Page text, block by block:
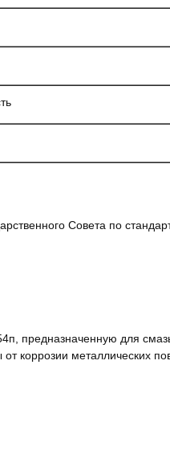
Совета по
предназначенную для
коррозии металлических